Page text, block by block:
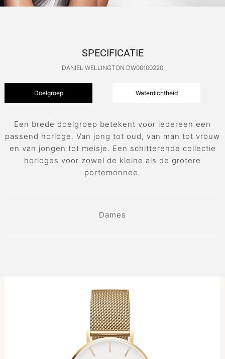
SPECIFICATIE
DANIEL WELLINGTON DW00100220
Doelgroep Waterdichtheid
Een brede doelgroep betekent voor iedereen een
passend horloge. Van jong tot oud, van man tot vrouw
en van jongen tot meisje. Een schitterende collectie
horloges voor zowel de kleine als de grotere
portemonnee.
Dames